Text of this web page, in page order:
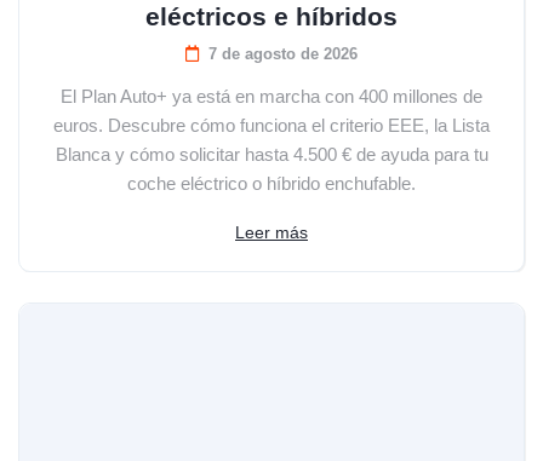
eléctricos e híbridos
7 de agosto de 2026
El Plan Auto+ ya está en marcha con 400 millones de
euros. Descubre cómo funciona el criterio EEE, la Lista
Blanca y cómo solicitar hasta 4.500 € de ayuda para tu
coche eléctrico o híbrido enchufable.
Leer más